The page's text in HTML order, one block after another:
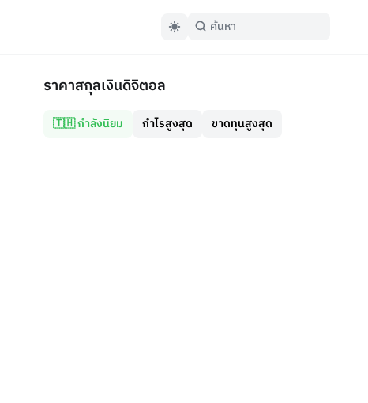
ราคาสกุลเงินดิจิตอล
🇹🇭 กำลังนิยม กำไรสูงสุด ขาดทุนสูงสุด